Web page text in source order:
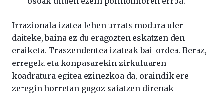
Irrazionala izatea lehen urrats modura uler
daiteke, baina ez du eragozten eskatzen den
eraiketa. Traszendentea izateak bai, ordea. Beraz,
erregela eta konpasarekin zirkuluaren
koadratura egitea ezinezkoa da, oraindik ere
zeregin horretan gogoz saiatzen direnak